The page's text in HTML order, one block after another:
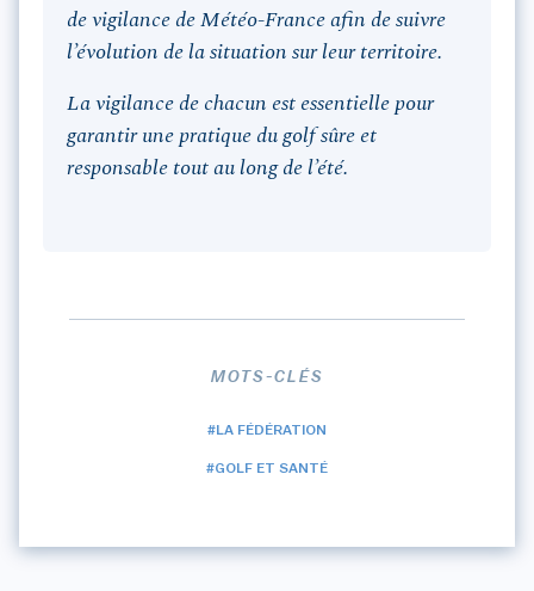
de vigilance de Météo-France afin de suivre
l’évolution de la situation sur leur territoire.
La vigilance de chacun est essentielle pour
garantir une pratique du golf sûre et
responsable tout au long de l’été.
MOTS-CLÉS
#LA FÉDÉRATION
#GOLF ET SANTÉ